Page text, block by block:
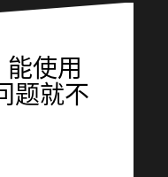
能使用
题就不